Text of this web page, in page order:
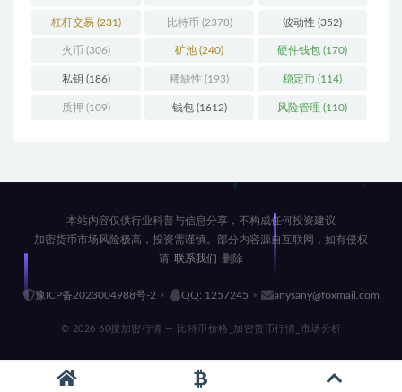
杠杆交易 (231) 比特币 (2378) 波动性 (352)
火币 (306) 矿池 (240) 硬件钱包 (170)
私钥 (186) 稀缺性 (193) 稳定币 (114)
质押 (109) 钱包(1612) 风险管理 (110)
本站内容仅供行业科普与信息分享，不构成任何投资建议
加密货币市场风险极高，投资需谨慎。部分内容源自互联网，如有侵权
请 联系我们 删除
豫ICP备2023004988号-2 QQ: 1257245 anysany@foxmail.com
© 2026 60搜加密行情 — 比特币价格_加密货币行情_市场分析